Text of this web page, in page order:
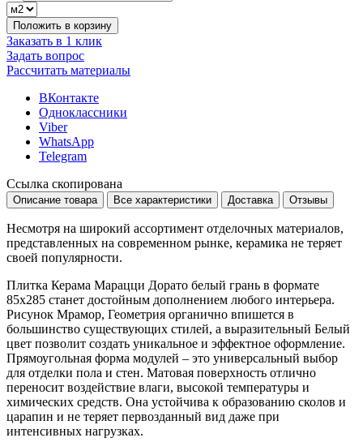
Положить в корзину
Заказать в 1 клик
Задать вопрос
Рассчитать материалы
ВКонтакте
Одноклассники
Viber
WhatsApp
Telegram
Ссылка скопирована
Описание товара Все характеристики Доставка Отзывы
Несмотря на широкий ассортимент отделочных материалов,
представленных на современном рынке, керамика не теряет
своей популярности.
Плитка Керама Марацци Дорато белый грань в формате
85x285 станет достойным дополнением любого интерьера.
Рисунок Мрамор, Геометрия органично впишется в
большинство существующих стилей, а выразительный Белый
цвет позволит создать уникальное и эффектное оформление.
Прямоугольная форма модулей – это универсальный выбор
для отделки пола и стен. Матовая поверхность отлично
переносит воздействие влаги, высокой температуры и
химических средств. Она устойчива к образованию сколов и
царапин и не теряет первозданный вид даже при
интенсивных нагрузках.